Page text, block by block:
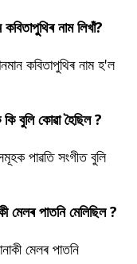
নাম লিখাঁ?
কবিতাপুথিৰ নাম হ'ল
বুলি কোৱা হৈছিল ?
পাৱতি সংগীত বুলি
মেলৰ পাতনি মেলিছিল ?
মেলৰ পাতনি